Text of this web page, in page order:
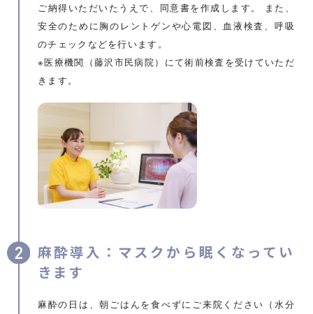
ご納得いただいたうえで、同意書を作成します。 また、
安全のために胸のレントゲンや心電図、血液検査、呼吸
のチェックなどを行います。
※医療機関（藤沢市民病院）にて術前検査を受けていただ
きます。
麻酔導入：マスクから眠くなってい
きます
麻酔の日は、朝ごはんを食べずにご来院ください（水分